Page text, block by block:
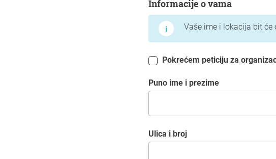
Informacije o vama
Vaše ime i lokacija bit će
Pokrećem peticiju za
Puno ime i prezime
Ulica i broj